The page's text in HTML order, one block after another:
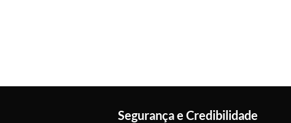
Segurança e Credibilidade